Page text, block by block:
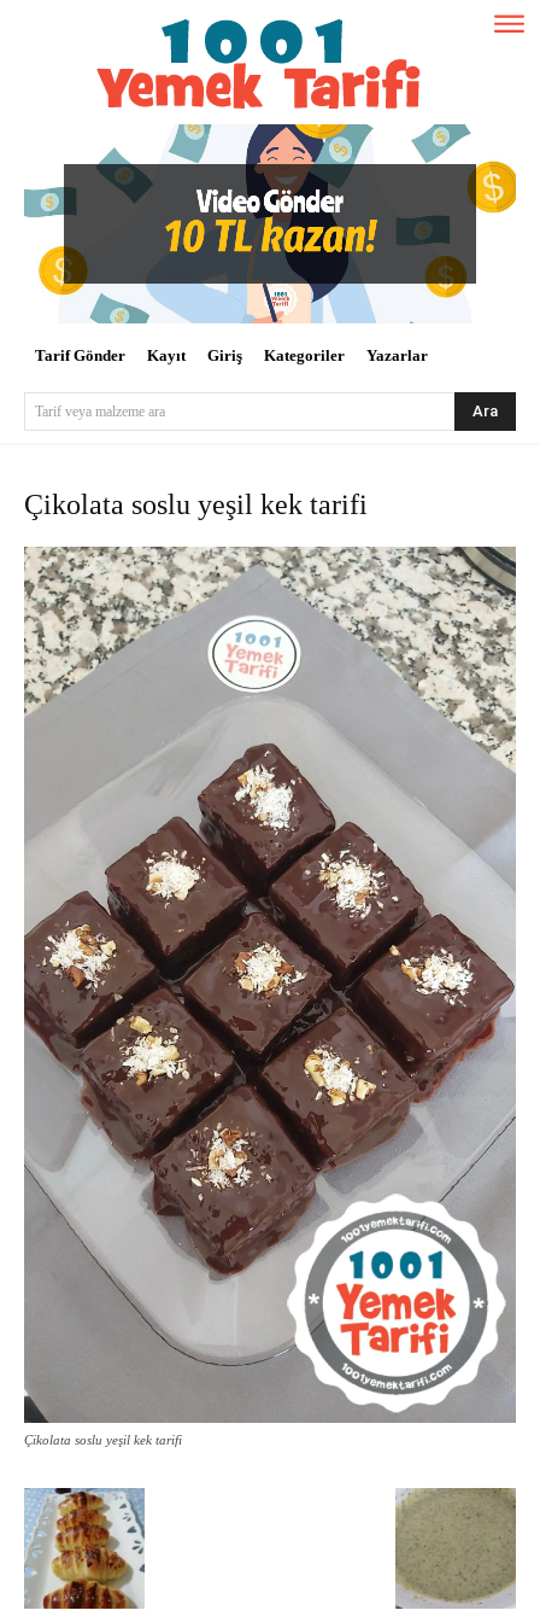
Tarif Gönder Kayıt Giriş Kategoriler Yazarlar
Tarif veya malzeme ara Ara
Çikolata soslu yeşil kek tarifi
Çikolata soslu yeşil kek tarifi